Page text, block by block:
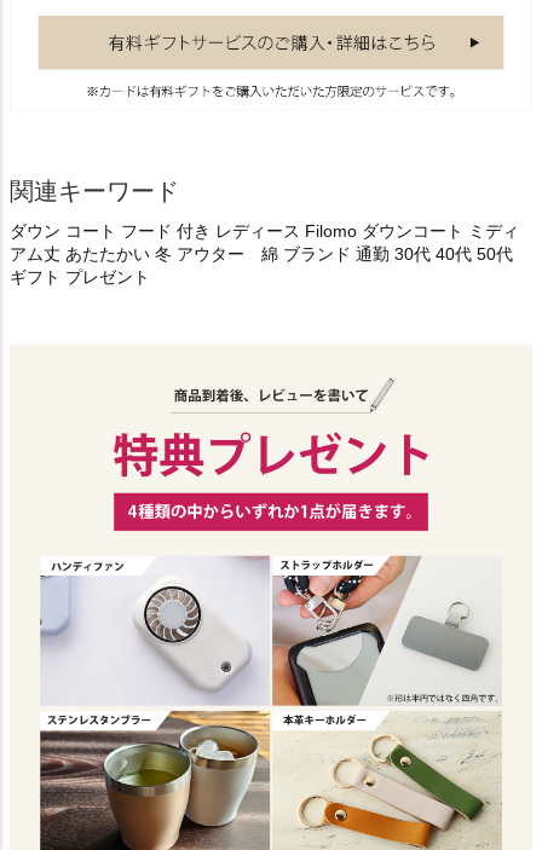
関連キーワード
ダウン コート フード 付き レディース Filomo ダウンコート ミディ
アム丈 あたたかい 冬 アウター 綿 ブランド 通勤 30代 40代 50代
ギフト プレゼント